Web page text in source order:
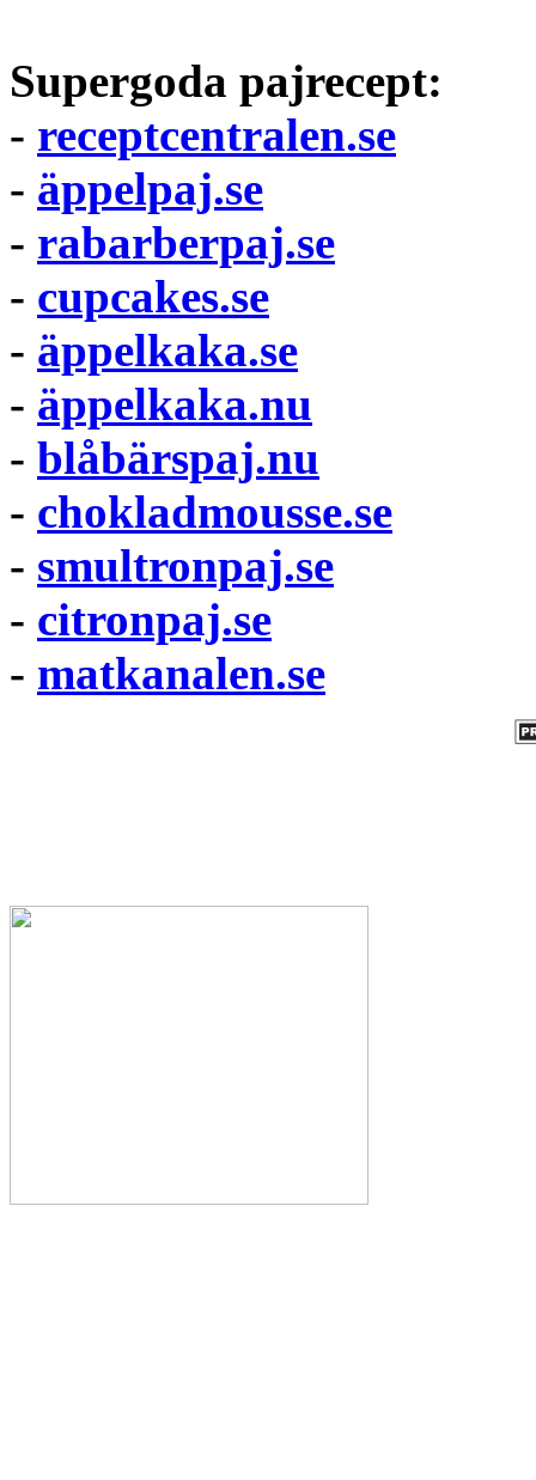
Supergoda pajrecept:
- receptcentralen.se
- äppelpaj.se
- rabarberpaj.se
- cupcakes.se
- äppelkaka.se
- äppelkaka.nu
- blåbärspaj.nu
- chokladmousse.se
- smultronpaj.se
- citronpaj.se
- matkanalen.se